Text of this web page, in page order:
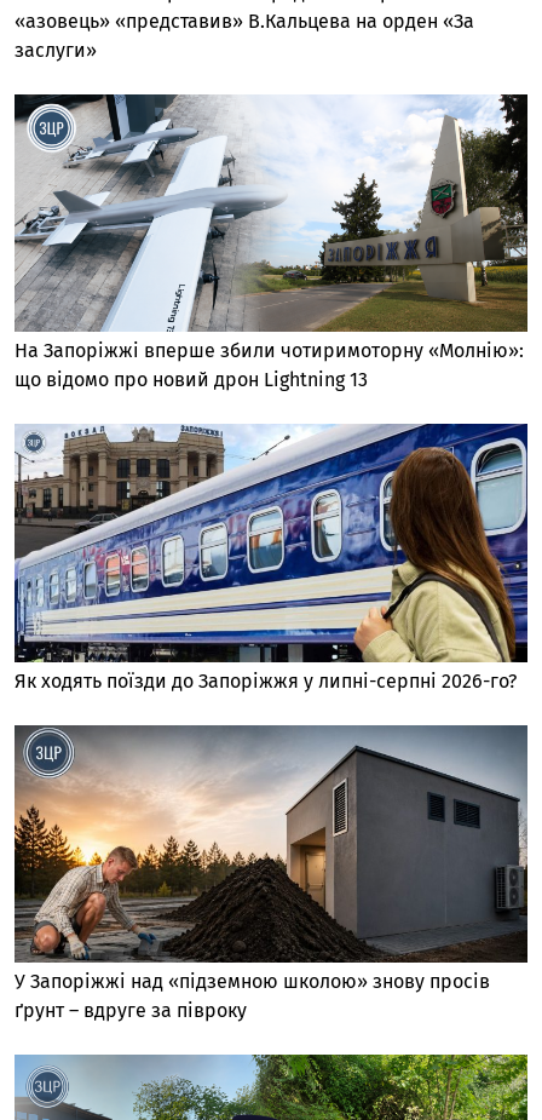
«азовець» «представив» В.Кальцева на орден «За
заслуги»
На Запоріжжі вперше збили чотиримоторну «Молнію»:
що відомо про новий дрон Lightning 13
Як ходять поїзди до Запоріжжя у липні-серпні 2026-го?
У Запоріжжі над «підземною школою» знову просів
ґрунт – вдруге за півроку